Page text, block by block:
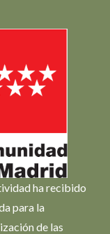
ha recibido
para la
de las